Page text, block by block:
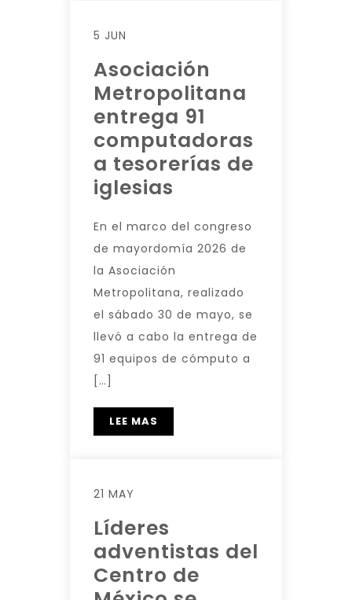
5 JUN
Asociación
Metropolitana
entrega 91
computadoras
a tesorerías de
iglesias
En el marco del congreso
de mayordomía 2026 de
la Asociación
Metropolitana, realizado
el sábado 30 de mayo, se
llevó a cabo la entrega de
91 equipos de cómputo a
[…]
LEE MAS
21 MAY
Líderes
adventistas del
Centro de